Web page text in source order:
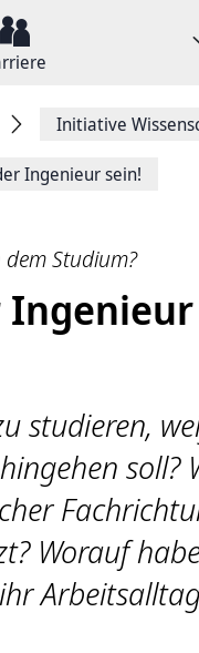
Initiative
Ingenieur sein!
Studium?
studieren,
soll?
Worauf